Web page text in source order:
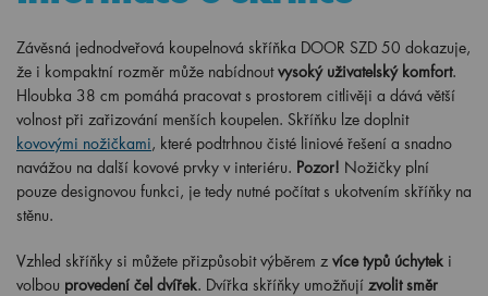
Závěsná jednodveřová koupelnová skříňka DOOR SZD 50 dokazuje,
že i kompaktní rozměr může nabídnoutvysoký uživatelský komfort.
Hloubka 38 cm pomáhá pracovat s prostorem citlivěji a dává větší
volnost při zařizování menších koupelen. Skříňku lze doplnit
kovovými nožičkami, které podtrhnou čisté liniové řešení a snadno
navážou na další kovové prvky v interiéru. Pozor! Nožičky plní
pouze designovou funkci, je tedy nutné počítat s ukotvením skříňky na
stěnu.
Vzhled skříňky si můžete přizpůsobit výběrem z více typů úchytek i
volbou provedení čel dvířek. Dvířka skříňky umožňují zvolit směr